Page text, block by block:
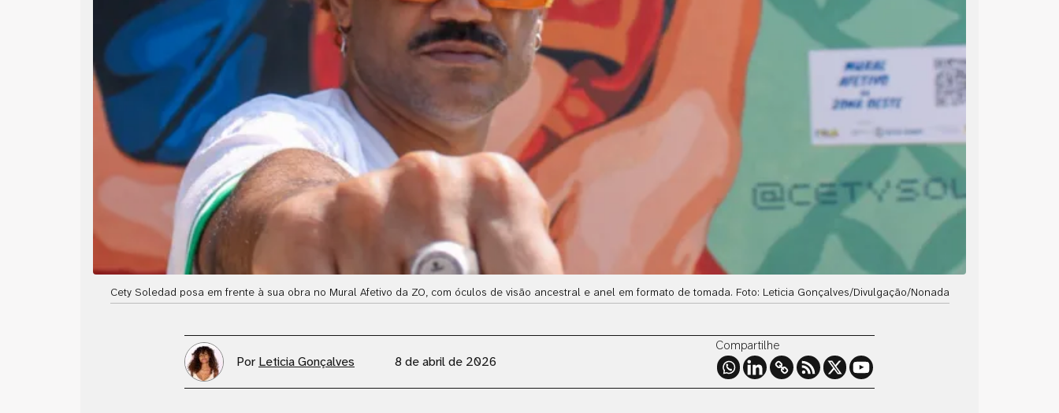
Cety Soledad posa em frente à sua obra no Mural Afetivo da ZO, com óculos de visão ancestral e anel em formato de tomada. Foto: Leticia Gonçalves/Divulgação/Nonada
Por Leticia Gonçalves 8 de abril de 2026
Compartilhe